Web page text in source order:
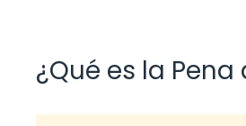
¿Qué es la